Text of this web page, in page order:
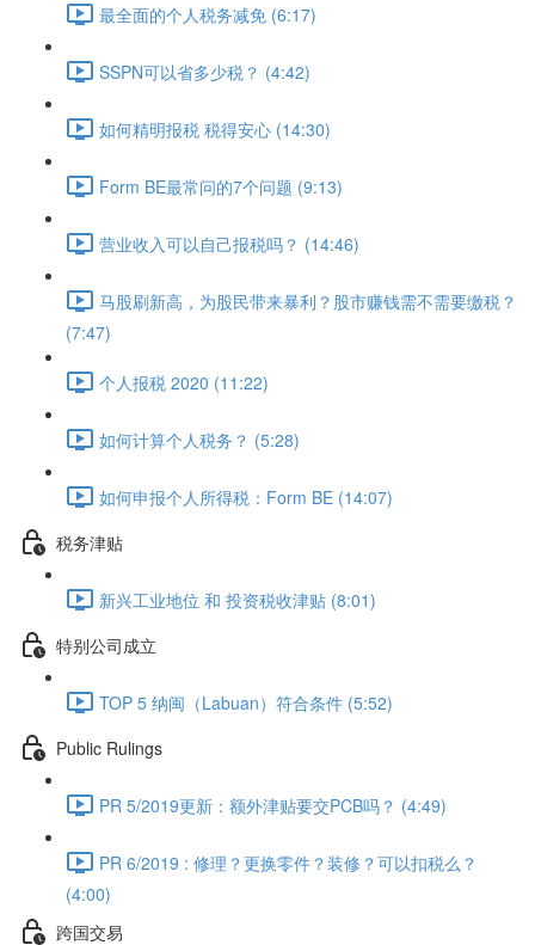
最全面的个人税务减免 (6:17)
SSPN可以省多少税？ (4:42)
如何精明报税 税得安心 (14:30)
Form BE最常问的7个问题 (9:13)
营业收入可以自己报税吗？ (14:46)
马股刷新高，为股民带来暴利？股市赚钱需不需要缴税？
(7:47)
个人报税 2020 (11:22)
如何计算个人税务？ (5:28)
如何申报个人所得税：Form BE (14:07)
税务津贴
新兴工业地位 和 投资税收津贴 (8:01)
特别公司成立
TOP 5 纳闽（Labuan）符合条件 (5:52)
Public Rulings
PR 5/2019更新：额外津贴要交PCB吗？ (4:49)
PR 6/2019 : 修理？更换零件？装修？可以扣税么？
(4:00)
跨国交易